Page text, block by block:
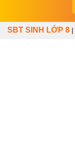
SBT SINH LỚP 8